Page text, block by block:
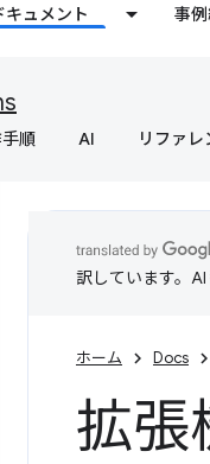
キュメント 事
順 AI リファレ
訳しています。AI
ホーム Docs
拡張